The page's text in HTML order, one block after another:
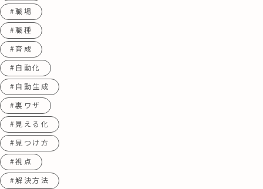
#職場
#職種
#育成
#自動化
#自動生成
#裏ワザ
#見える化
#見つけ方
#視点
#解決方法